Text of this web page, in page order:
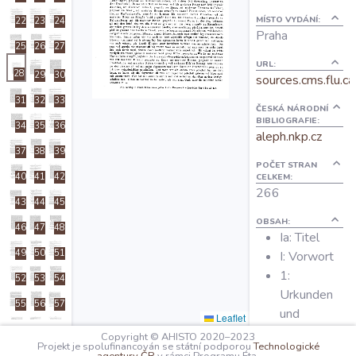
O projektu
Autoři
Nápověda
22 23 24
25 26 27
28 29 30
31 32 33
34 35 36
37 38 39
40 41 42
43 44 45
46 47 48
49 50 51
52 53 54
55 56 57
58 59 60
Leaflet
MÍSTO VYDÁNÍ:
Praha
URL:
ČESKÁ NÁRODNÍ
BIBLIOGRAFIE:
aleph.nkp.cz
POČET STRAN
CELKEM:
266
OBSAH:
Ia: Titel
I: Vorwort
1:
Urkunden
und
226: Orts-
Copyright © AHISTO 2020–2023
Projekt je spolufinancován se státní podporouTechnologické